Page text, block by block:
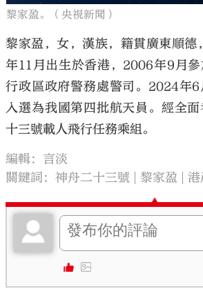
黎家盈。（央視新聞）
黎家盈，女，漢族，籍貫廣東順德
年11月出生於香港，2006年9月參
行政區政府警務處警司。2024年
入選為我國第四批航天員。經全
十三號載人飛行任務乘組。
編輯：言淡
關鍵詞：神舟二十三號 黎家盈 港